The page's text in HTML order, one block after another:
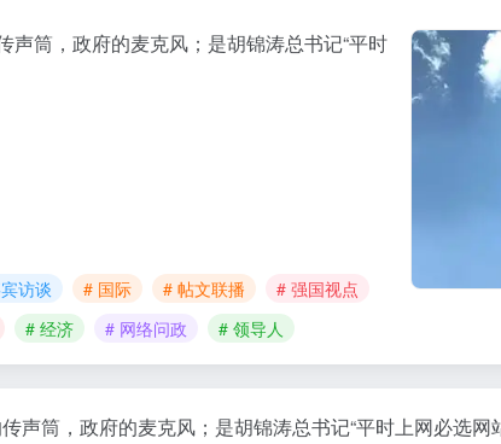
声筒，政府的麦克风；是胡锦涛总书记“平时
访谈 # 国际 # 帖文联播
# 强国视点
# 经济 # 网络问政 # 领导人
声筒，政府的麦克风；是胡锦涛总书记“平时上网必选网